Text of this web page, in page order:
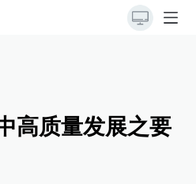
高质量发展之要